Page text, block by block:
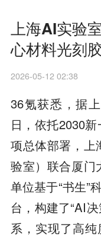
上海AI实验
心材料光刻
2026-05-12 02:38
36氪获悉，据
日，依托2030
项总体部署，上
验室）联合厦门
单位基于“书生”
台，构建了“AI
系，实现了高